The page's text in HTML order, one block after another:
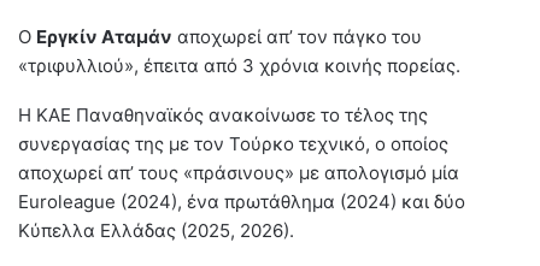
Ο Εργκίν Αταμάν αποχωρεί απ’ τον πάγκο του
«τριφυλλιού», έπειτα από 3 χρόνια κοινής πορείας.
Η ΚΑΕ Παναθηναϊκός ανακοίνωσε το τέλος της
συνεργασίας της με τον Τούρκο τεχνικό, ο οποίος
αποχωρεί απ’ τους «πράσινους» με απολογισμό μία
Euroleague (2024), ένα πρωτάθλημα (2024) και δύο
Κύπελλα Ελλάδας (2025, 2026).